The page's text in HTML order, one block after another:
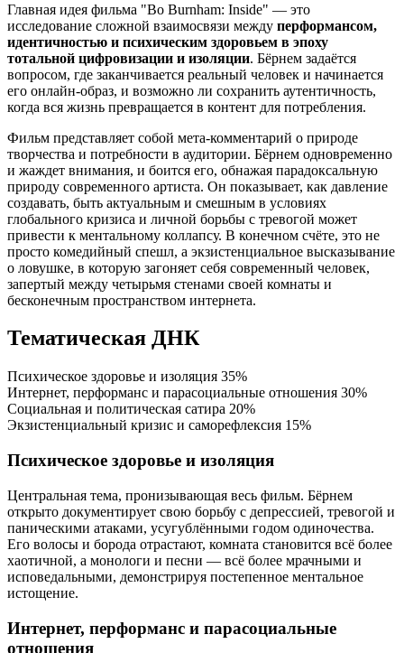
Главная идея фильма "Bo Burnham: Inside" — это
исследование сложной взаимосвязи между перформансом,
идентичностью и психическим здоровьем в эпоху
тотальной цифровизации и изоляции. Бёрнем задаётся
вопросом, где заканчивается реальный человек и начинается
его онлайн-образ, и возможно ли сохранить аутентичность,
когда вся жизнь превращается в контент для потребления.
Фильм представляет собой мета-комментарий о природе
творчества и потребности в аудитории. Бёрнем одновременно
и жаждет внимания, и боится его, обнажая парадоксальную
природу современного артиста. Он показывает, как давление
создавать, быть актуальным и смешным в условиях
глобального кризиса и личной борьбы с тревогой может
привести к ментальному коллапсу. В конечном счёте, это не
просто комедийный спешл, а экзистенциальное высказывание
о ловушке, в которую загоняет себя современный человек,
запертый между четырьмя стенами своей комнаты и
бесконечным пространством интернета.
Тематическая ДНК
Психическое здоровье и изоляция 35%
Интернет, перформанс и парасоциальные отношения 30%
Социальная и политическая сатира 20%
Экзистенциальный кризис и саморефлексия 15%
Психическое здоровье и изоляция
Центральная тема, пронизывающая весь фильм. Бёрнем
открыто документирует свою борьбу с депрессией, тревогой и
паническими атаками, усугублёнными годом одиночества.
Его волосы и борода отрастают, комната становится всё более
хаотичной, а монологи и песни — всё более мрачными и
исповедальными, демонстрируя постепенное ментальное
истощение.
Интернет, перформанс и парасоциальные
отношения